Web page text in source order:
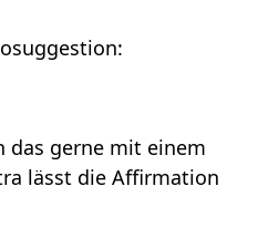
das gerne mit einem
lässt die Affirmation